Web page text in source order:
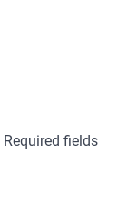
Required fields